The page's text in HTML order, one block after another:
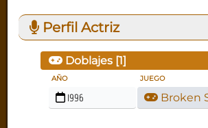
Perfil Actriz
Doblajes [1]
AÑO JUEGO
1996 Broken